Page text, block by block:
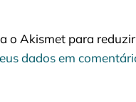
o Akismet para
dados em